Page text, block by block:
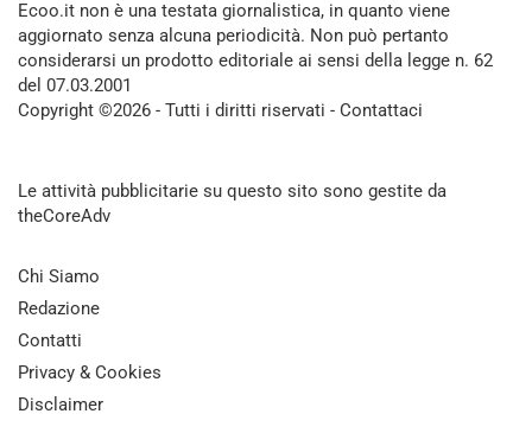
Ecoo.it non è una testata giornalistica, in quanto viene
aggiornato senza alcuna periodicità. Non può pertanto
considerarsi un prodotto editoriale ai sensi della legge n. 62
del 07.03.2001
Copyright ©2026 - Tutti i diritti riservati - Contattaci
Le attività pubblicitarie su questo sito sono gestite da
theCoreAdv
Chi Siamo
Redazione
Contatti
Privacy & Cookies
Disclaimer